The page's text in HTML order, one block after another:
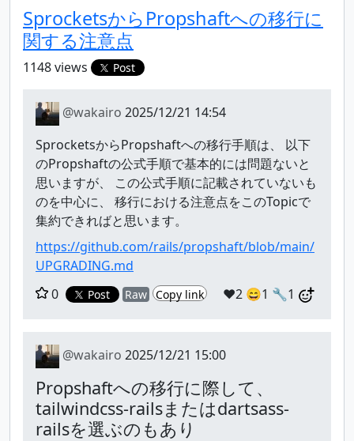
SprocketsからPropshaftへの移行に
関する注意点
1148 views Post
@wakairo 2025/12/21 14:54
SprocketsからPropshaftへの移行手順は、 以下
のPropshaftの公式手順で基本的には問題ないと
思いますが、 この公式手順に記載されていないも
のを中心に、 移行における注意点をこのTopicで
集約できればと思います。
https://github.com/rails/propshaft/blob/main/
UPGRADING.md
0
Post Raw Copy link ❤️2 😄1 🔧1
@wakairo 2025/12/21 15:00
Propshaftへの移行に際して、
tailwindcss-railsまたはdartsass-
railsを選ぶのもあり